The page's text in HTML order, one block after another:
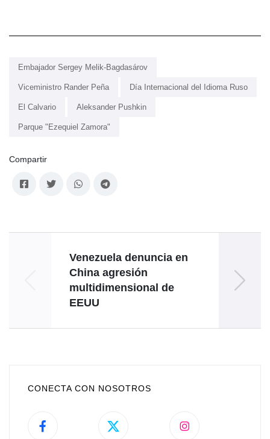
Embajador Sergey Melik-Bagdasárov
Viceministro Rander Peña Día Internacional del Idioma Ruso
El Calvario Aleksander Pushkin
Parque "Ezequiel Zamora"
Compartir
Venezuela denuncia en
China agresión
multidimensional de
EEUU
CONECTA CON NOSOTROS